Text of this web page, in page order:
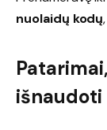
nuolaidų kodų
išnaudoti